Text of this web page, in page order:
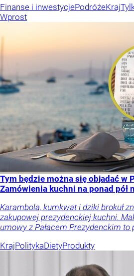
Finanse i inwestycjePodróżeKraj
Wprost
Tym będzie można się objadać w
Zamówienia kuchni na ponad pół
Karambola, kumkwat i dziki brokuł
zakupowej prezydenckiej kuchni.
umowy z Pałacem Prezydenckim to
KrajPolitykaDietyProdukty